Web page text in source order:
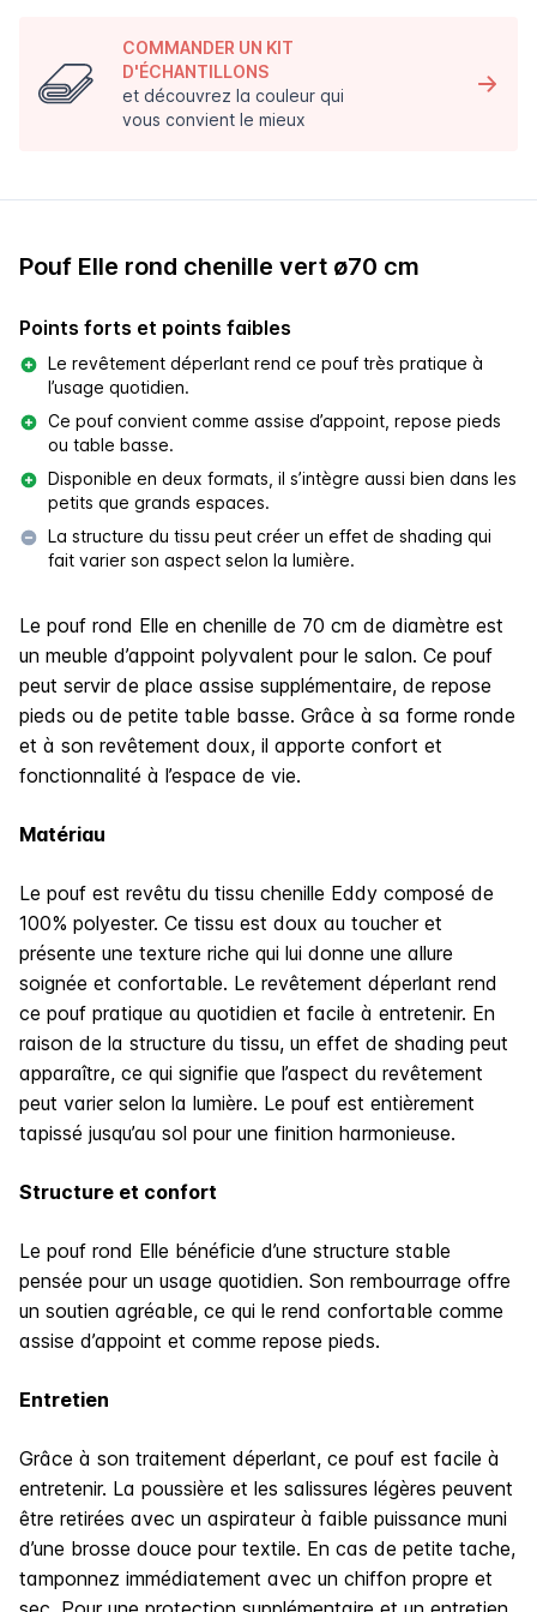
COMMANDER UN KIT
D'ÉCHANTILLONS
et découvrez la couleur qui
vous convient le mieux
Pouf Elle rond chenille vert ø70 cm
Points forts et points faibles
Le revêtement déperlant rend ce pouf très pratique à
l’usage quotidien.
Ce pouf convient comme assise d’appoint, repose pieds
ou table basse.
Disponible en deux formats, il s’intègre aussi bien dans les
petits que grands espaces.
La structure du tissu peut créer un effet de shading qui
fait varier son aspect selon la lumière.
Le pouf rond Elle en chenille de 70 cm de diamètre est
un meuble d’appoint polyvalent pour le salon. Ce pouf
peut servir de place assise supplémentaire, de repose
pieds ou de petite table basse. Grâce à sa forme ronde
et à son revêtement doux, il apporte confort et
fonctionnalité à l’espace de vie.
Matériau
Le pouf est revêtu du tissu chenille Eddy composé de
100% polyester. Ce tissu est doux au toucher et
présente une texture riche qui lui donne une allure
soignée et confortable. Le revêtement déperlant rend
ce pouf pratique au quotidien et facile à entretenir. En
raison de la structure du tissu, un effet de shading peut
apparaître, ce qui signifie que l’aspect du revêtement
peut varier selon la lumière. Le pouf est entièrement
tapissé jusqu’au sol pour une finition harmonieuse.
Structure et confort
Le pouf rond Elle bénéficie d’une structure stable
pensée pour un usage quotidien. Son rembourrage offre
un soutien agréable, ce qui le rend confortable comme
assise d’appoint et comme repose pieds.
Entretien
Grâce à son traitement déperlant, ce pouf est facile à
entretenir. La poussière et les salissures légères peuvent
être retirées avec un aspirateur à faible puissance muni
d’une brosse douce pour textile. En cas de petite tache,
tamponnez immédiatement avec un chiffon propre et